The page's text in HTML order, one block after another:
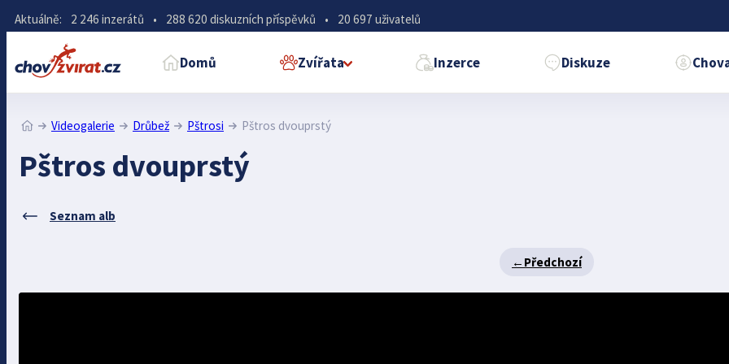
Aktuálně: 2 246 inzerátů • 288 620 diskuzních příspěvků • 20 697 uživatelů
Domů Zvířata Inzerce Diskuze
Videogalerie Drůbež Pštrosi Pštros dvouprstý
Pštros dvouprstý
Seznam alb
← Předchozí